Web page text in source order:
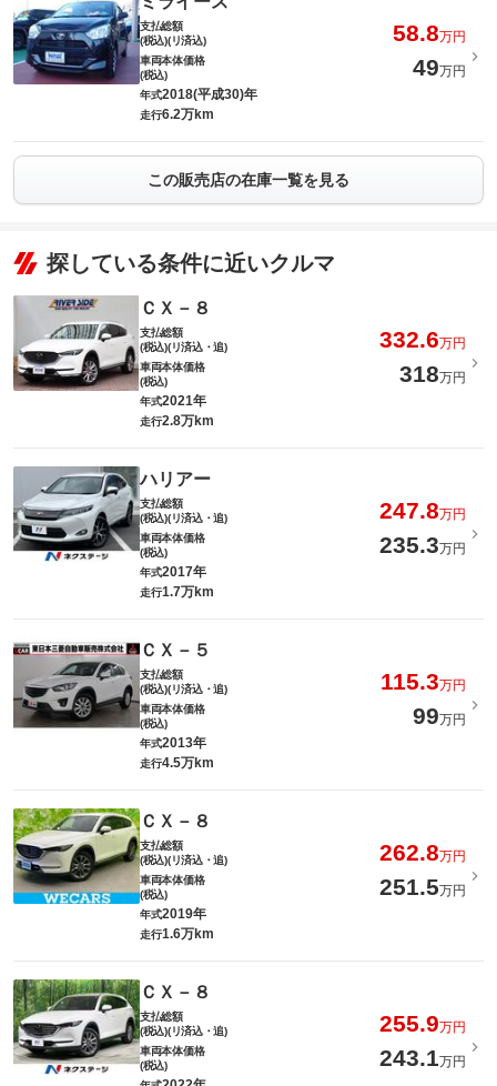
支払総額
(税込)(リ済込)
58.8万円
車両本体価格
(税込)
49万円
年式2018(平成30)年
走行6.2万km
この販売店の在庫一覧を見る
探している条件に近いクルマ
ＣＸ－８
支払総額
(税込)(リ済込・追)
332.6万円
車両本体価格
(税込)
318万円
年式2021年
走行2.8万km
ハリアー
支払総額
(税込)(リ済込・追)
247.8万円
車両本体価格
(税込)
235.3万円
年式2017年
走行1.7万km
ＣＸ－５
支払総額
(税込)(リ済込・追)
115.3万円
車両本体価格
(税込)
99万円
年式2013年
走行4.5万km
ＣＸ－８
支払総額
(税込)(リ済込・追)
262.8万円
車両本体価格
(税込)
251.5万円
年式2019年
走行1.6万km
ＣＸ－８
支払総額
(税込)(リ済込・追)
255.9万円
車両本体価格
(税込)
243.1万円